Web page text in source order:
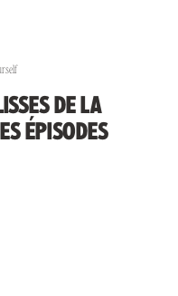
DE LA
ÉPISODES